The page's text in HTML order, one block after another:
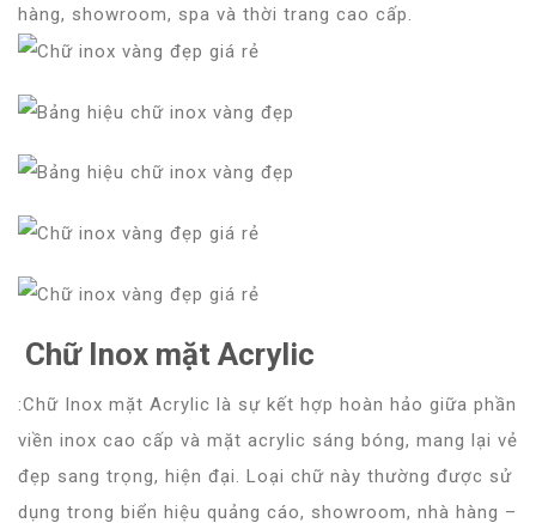
hàng, showroom, spa và thời trang cao cấp.
Chữ Inox mặt Acrylic
:Chữ Inox mặt Acrylic là sự kết hợp hoàn hảo giữa phần
viền inox cao cấp và mặt acrylic sáng bóng, mang lại vẻ
đẹp sang trọng, hiện đại. Loại chữ này thường được sử
dụng trong biển hiệu quảng cáo, showroom, nhà hàng –